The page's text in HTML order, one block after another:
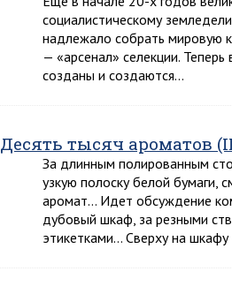
социалистическому
надлежало собрать мировую
— «арсенал» селекции.
созданы и создаются…
Десять тысяч ароматов
За длинным полированным
узкую полоску белой бумаги,
аромат… Идет обсуждение
дубовый шкаф, за резными
этикетками… Сверху на